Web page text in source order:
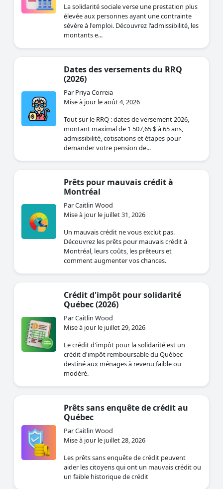
La solidarité sociale verse une prestation plus
élevée aux personnes ayant une contrainte
sévère à l'emploi. Découvrez l'admissibilité, les
montants e...
Dates des versements du RRQ
(2026)
Par Priya Correia
Mise à jour le août 4, 2026
Tout sur le RRQ : dates de versement 2026,
montant maximal de 1 507,65 $ à 65 ans,
admissibilité, cotisations et étapes pour
demander votre pension de...
Prêts pour mauvais crédit à
Montréal
Par Caitlin Wood
Mise à jour le juillet 31, 2026
Un mauvais crédit ne vous exclut pas.
Découvrez les prêts pour mauvais crédit à
Montréal, leurs coûts, les prêteurs et
comment augmenter vos chances.
Crédit d'impôt pour solidarité
Québec (2026)
Par Caitlin Wood
Mise à jour le juillet 29, 2026
Le crédit d'impôt pour la solidarité est un
crédit d'impôt remboursable du Québec
destiné aux ménages à revenu faible ou
modéré.
Prêts sans enquête de crédit au
Québec
Par Caitlin Wood
Mise à jour le juillet 28, 2026
Les prêts sans enquête de crédit peuvent
aider les citoyens qui ont un mauvais crédit ou
un faible historique de crédit